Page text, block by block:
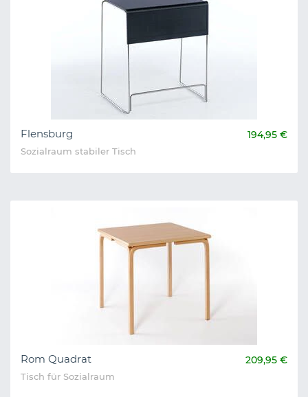
Flensburg 194,95 €
Sozialraum stabiler Tisch
Rom Quadrat 209,95 €
Tisch für Sozialraum